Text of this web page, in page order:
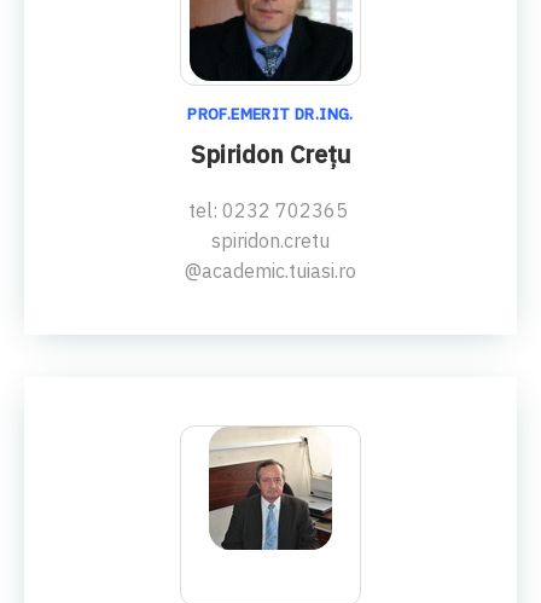
PROF.EMERIT DR.ING.
Spiridon Creţu
tel: 0232 702365
spiridon.cretu
@academic.tuiasi.ro